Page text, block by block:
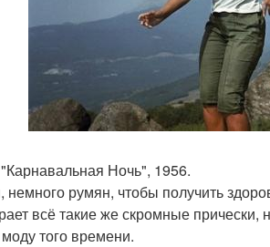
Ночь", 1956.
румян, чтобы получить
всё такие же скромные
того времени.